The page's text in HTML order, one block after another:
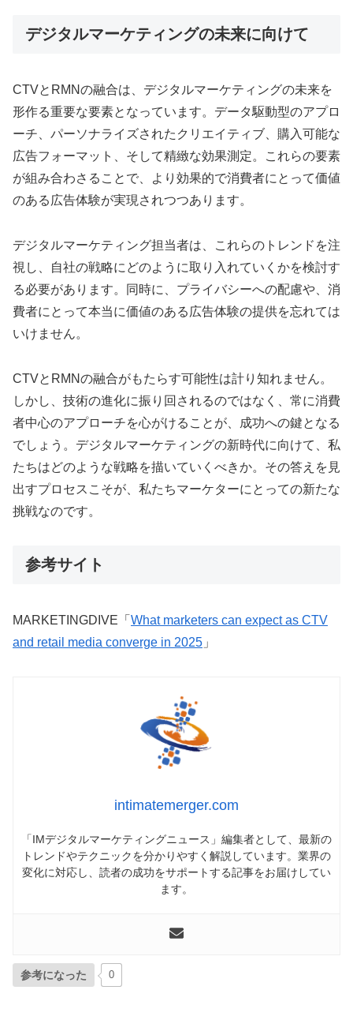
デジタルマーケティングの未来に向けて
CTVとRMNの融合は、デジタルマーケティングの未来を
形作る重要な要素となっています。データ駆動型のアプロ
ーチ、パーソナライズされたクリエイティブ、購入可能な
広告フォーマット、そして精緻な効果測定。これらの要素
が組み合わさることで、より効果的で消費者にとって価値
のある広告体験が実現されつつあります。
デジタルマーケティング担当者は、これらのトレンドを注
視し、自社の戦略にどのように取り入れていくかを検討す
る必要があります。同時に、プライバシーへの配慮や、消
費者にとって本当に価値のある広告体験の提供を忘れては
いけません。
CTVとRMNの融合がもたらす可能性は計り知れません。
しかし、技術の進化に振り回されるのではなく、常に消費
者中心のアプローチを心がけることが、成功への鍵となる
でしょう。デジタルマーケティングの新時代に向けて、私
たちはどのような戦略を描いていくべきか。その答えを見
出すプロセスこそが、私たちマーケターにとっての新たな
挑戦なのです。
参考サイト
MARKETINGDIVE「 What marketers can expect as CTV
and retail media converge in 2025 」
intimatemerger.com
「IMデジタルマーケティングニュース」編集者として、最新の
トレンドやテクニックを分かりやすく解説しています。業界の
変化に対応し、読者の成功をサポートする記事をお届けしてい
ます。
参考になった 0